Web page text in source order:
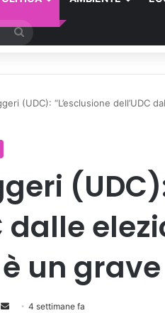
(UDC): “L’esclusione
dalle
un
Invia 4 settimane fa